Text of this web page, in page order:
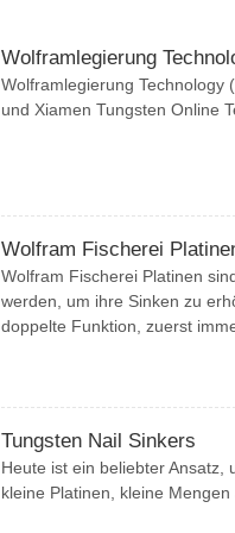
Wolframlegierung
Wolframlegierung Technology
und Xiamen Tungsten Online
Wolfram Fischerei
Wolfram Fischerei Platinen
werden, um ihre Sinken zu
doppelte Funktion, zuerst
Tungsten Nail Sinkers
Heute ist ein beliebter Ansatz,
kleine Platinen, kleine